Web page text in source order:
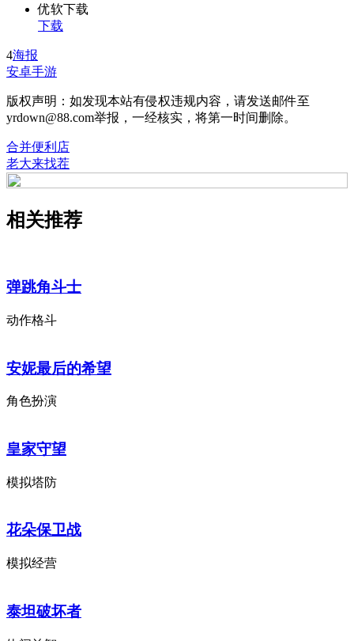
优软下载
下载
4海报
安卓手游
版权声明：如发现本站有侵权违规内容，请发送邮件至
yrdown@88.com举报，一经核实，将第一时间删除。
合并便利店
老大来找茬
相关推荐
弹跳角斗士
动作格斗
安妮最后的希望
角色扮演
皇家守望
模拟塔防
花朵保卫战
模拟经营
泰坦破坏者